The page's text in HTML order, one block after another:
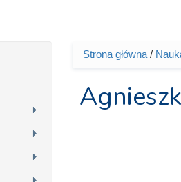
Jesteś tutaj
Strona główna/